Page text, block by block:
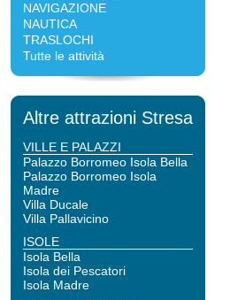
NAVIGAZIONE
NAUTICA
TRASLOCHI
Tutte le attività
Altre attrazioni Stresa
VILLE E PALAZZI
Palazzo Borromeo Isola Bella
Palazzo Borromeo Isola
Madre
Villa Ducale
Villa Pallavicino
ISOLE
Isola Bella
Isola dei Pescatori
Isola Madre